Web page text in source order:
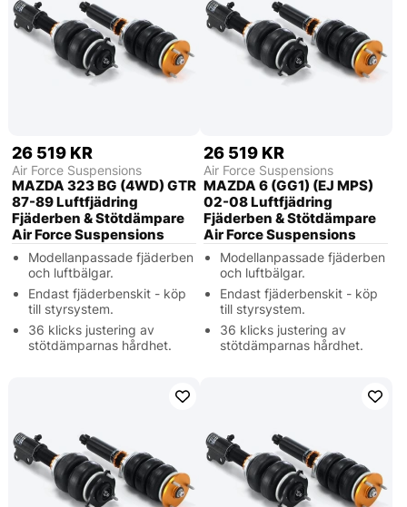
26 519 KR
Air Force Suspensions
MAZDA 323 BG (4WD) GTR
87-89 Luftfjädring
Fjäderben & Stötdämpare
Air Force Suspensions
Modellanpassade fjäderben
och luftbälgar.
Endast fjäderbenskit - köp
till styrsystem.
36 klicks justering av
stötdämparnas hårdhet.
26 519 KR
Air Force Suspensions
MAZDA 6 (GG1) (EJ MPS)
02-08 Luftfjädring
Fjäderben & Stötdämpare
Air Force Suspensions
Modellanpassade fjäderben
och luftbälgar.
Endast fjäderbenskit - köp
till styrsystem.
36 klicks justering av
stötdämparnas hårdhet.